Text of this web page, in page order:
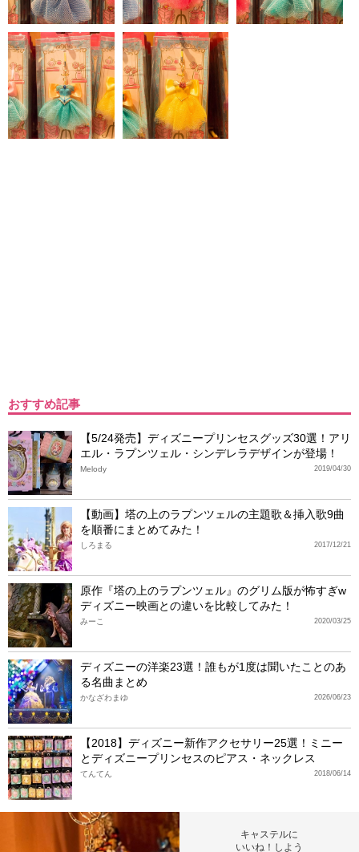
おすすめ記事
【5/24発売】ディズニープリンセスグッズ30選！アリ
エル・ラプンツェル・シンデレラデザインが登場！
2019/04/30
Melody
【動画】塔の上のラプンツェルの主題歌＆挿入歌9曲
を順番にまとめてみた！
2017/12/21
しろまる
原作『塔の上のラプンツェル』のグリム版が怖すぎw
ディズニー映画との違いを比較してみた！
2020/03/25
みーこ
ディズニーの洋楽23選！誰もが1度は聞いたことのあ
る名曲まとめ
2026/06/23
かなざわまゆ
【2018】ディズニー新作アクセサリー25選！ミニー
とディズニープリンセスのピアス・ネックレス
2018/06/14
てんてん
キャステルに
いいね！しよう